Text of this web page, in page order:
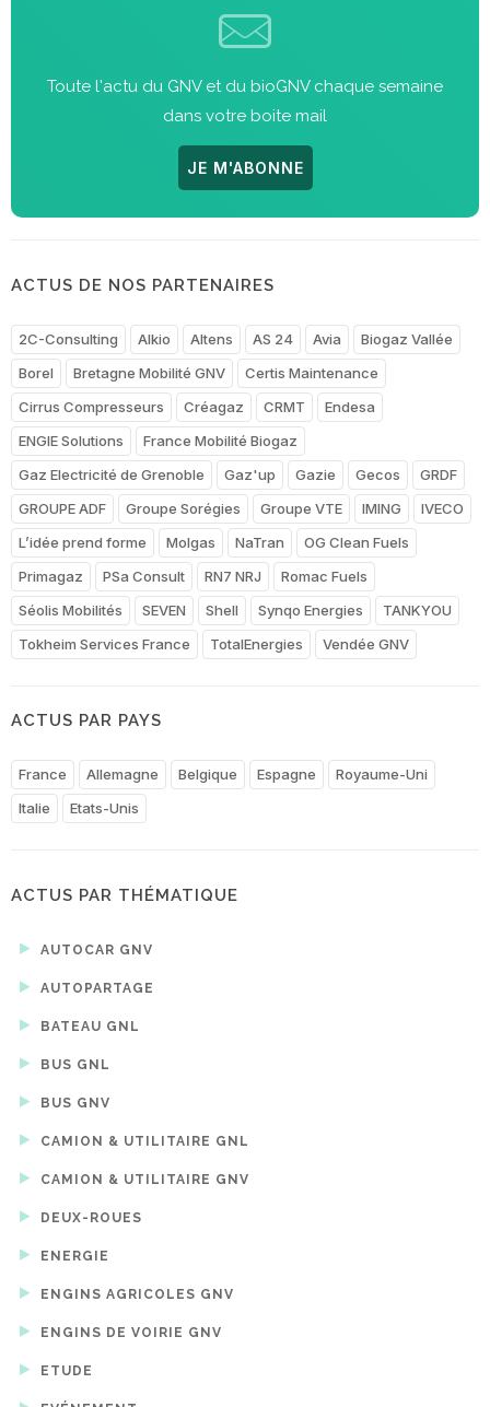
Toute l'actu du GNV et du bioGNV chaque semaine
dans votre boite mail
JE M'ABONNE
ACTUS DE NOS PARTENAIRES
2C-Consulting Alkio Altens AS 24 Avia
Biogaz Vallée
Borel
Bretagne Mobilité GNV
Certis Maintenance
Cirrus Compresseurs
Créagaz CRMT
Endesa
ENGIE Solutions
France Mobilité Biogaz
Gaz Electricité de Grenoble
Gaz'up Gazie Gecos
GRDF
GROUPE ADF
Groupe Sorégies Groupe VTE IMING
IVECO
L’idée prend forme
Molgas NaTran
OG Clean Fuels
Primagaz
PSa Consult RN7 NRJ
Romac Fuels
Séolis Mobilités
SEVEN Shell Synqo Energies
TANKYOU
Tokheim Services France
TotalEnergies Vendée GNV
ACTUS PAR PAYS
France Allemagne Belgique Espagne
Royaume-Uni
Italie
Etats-Unis
ACTUS PAR THÉMATIQUE
AUTOCAR GNV
AUTOPARTAGE
BATEAU GNL
BUS GNL
BUS GNV
CAMION & UTILITAIRE GNL
CAMION & UTILITAIRE GNV
DEUX-ROUES
ENERGIE
ENGINS AGRICOLES GNV
ENGINS DE VOIRIE GNV
ETUDE